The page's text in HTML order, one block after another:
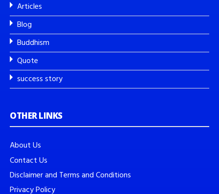
Articles
Blog
Buddhism
Quote
success story
OTHER LINKS
About Us
Contact Us
Disclaimer and Terms and Conditions
Privacy Policy